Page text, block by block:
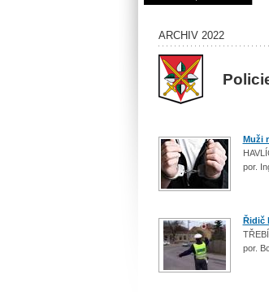
ARCHIV 2022
Muži
por.
Řidič
por.